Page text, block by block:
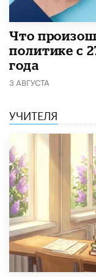
​Что
политике с
года
3 АВГУСТА
УЧИТЕЛЯ